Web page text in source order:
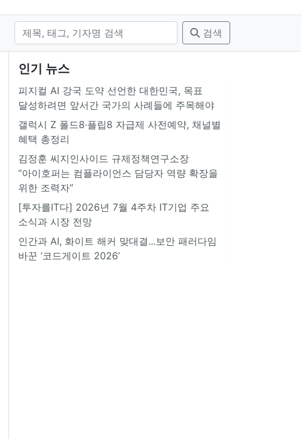
검색
인기 뉴스
피지컬 AI 강국 도약 선언한 대한민국, 목표
달성하려면 앞서간 국가의 사례들에 주목해야
갤럭시 Z 폴드8·플립8 자급제 사전예약, 채널별
혜택 총정리
김정훈 씨지인사이드 규제정책연구소장
“아이호퍼는 컴플라이언스 담당자 역량 확장을
위한 조력자”
[투자를IT다] 2026년 7월 4주차 IT기업 주요
소식과 시장 전망
인간과 AI, 화이트 해커 맞대결...보안 패러다임
바꾼 ‘코드게이트 2026’